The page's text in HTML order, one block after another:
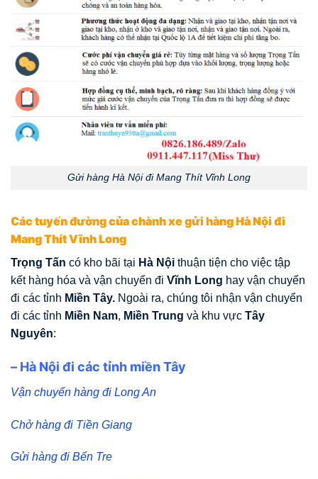
Gửi hàng Hà Nội đi Mang Thít Vĩnh Long
Các tuyến đường của chành xe gửi hàng Hà Nội đi
Mang Thít Vĩnh Long
Trọng Tấn có kho bãi tại Hà Nội thuận tiện cho việc tập
kết hàng hóa và vận chuyển đi Vĩnh Long hay vận chuyển
đi các tỉnh Miền Tây. Ngoài ra, chúng tôi nhận vận chuyển
đi các tỉnh Miền Nam, Miền Trung và khu vực Tây
Nguyên:
– Hà Nội đi các tỉnh miền Tây
Vận chuyển hàng đi Long An
Chở hàng đi Tiền Giang
Gửi hàng đi Bến Tre